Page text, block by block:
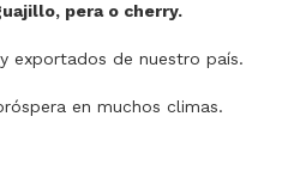
pera o cherry.
exportados de nuestro país.
en muchos climas.